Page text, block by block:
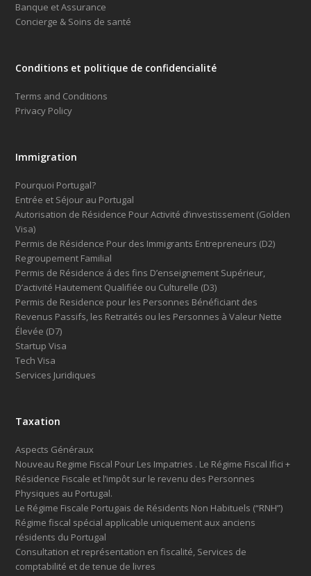
Banque et Assurance
Concierge & Soins de santé
Conditions et politique de confidencialité
Terms and Conditions
Privacy Policy
Immigration
Pourquoi Portugal?
Entrée et Séjour au Portugal
Autorisation de Résidence Pour Activité d’investissement (Golden
Visa)
Permis de Résidence Pour des Immigrants Entrepreneurs (D2)
Regroupement Familial
Permis de Résidence á des fins D’enseignement Supérieur,
D’activité Hautement Qualifiée ou Culturelle (D3)
Permis de Residence pour les Personnes Bénéficiant des
Revenus Passifs, les Retraités ou les Personnes à Valeur Nette
Élevée (D7)
Startup Visa
Tech Visa
Services Juridiques
Taxation
Aspects Généraux
Nouveau Regime Fiscal Pour Les Impatries . Le Régime Fiscal Ifici +
Résidence Fiscale et l’impôt sur le revenu des Personnes
Physiques au Portugal.
Le Régime Fiscale Portugais de Résidents Non Habituels (“RNH”)
Régime fiscal spécial applicable uniquement aux anciens
résidents du Portugal
Consultation et représentation en fiscalité, Services de
comptabilité et de tenue de livres